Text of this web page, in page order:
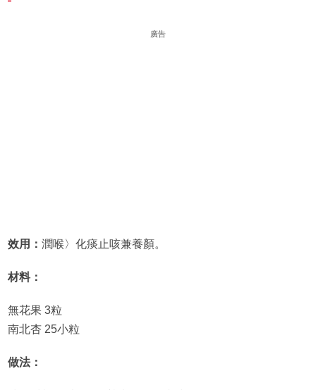
廣告
效用： 潤喉〉化痰止咳兼養顏。
材料：
無花果 3粒
南北杏 25小粒
做法：